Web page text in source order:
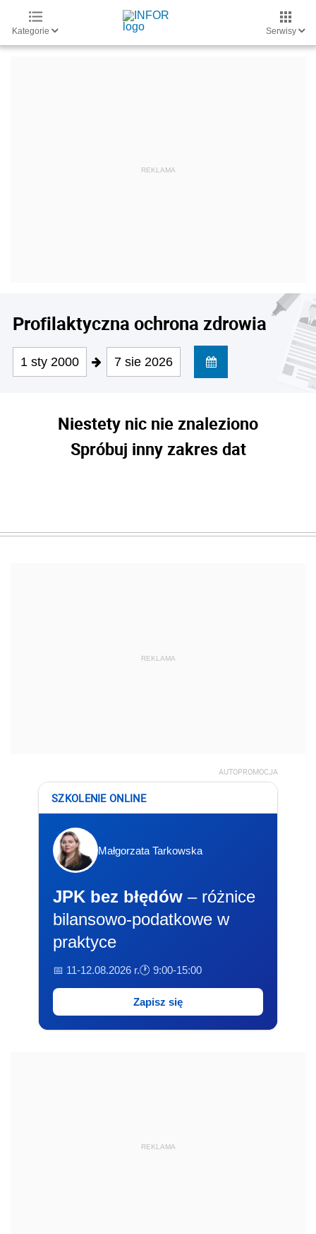
Kategorie Serwisy
Profilaktyczna ochrona zdrowia
1 sty 2000 7 sie 2026
Niestety nic nie znaleziono
Spróbuj inny zakres dat
REKLAMA
AUTOPROMOCJA
SZKOLENIE ONLINE
Małgorzata Tarkowska
JPK bez błędów – różnice
bilansowo-podatkowe w
praktyce
📅 11-12.08.2026 r.🕐 9:00-15:00
Zapisz się
REKLAMA